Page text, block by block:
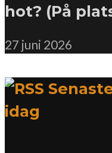
hot? (På
27 juni 2026
idag